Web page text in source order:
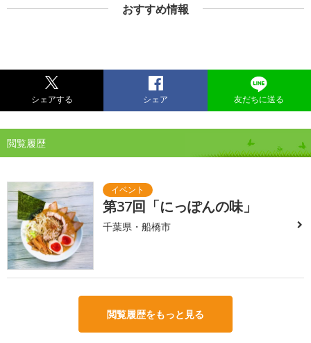
おすすめ情報
シェアする シェア 友だちに送る
閲覧履歴
第37回「にっぽんの味」
千葉県・船橋市
閲覧履歴をもっと見る